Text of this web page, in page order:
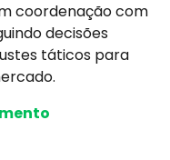
coordenação com
decisões
táticos para